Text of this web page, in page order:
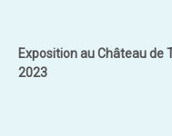
Exposition au Château de
2023